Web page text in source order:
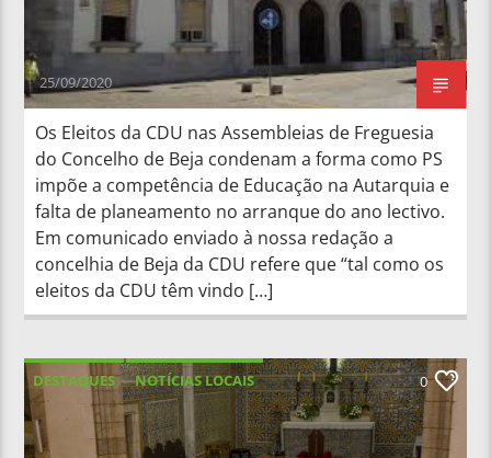
25/09/2020
Os Eleitos da CDU nas Assembleias de Freguesia
do Concelho de Beja condenam a forma como PS
impõe a competência de Educação na Autarquia e
falta de planeamento no arranque do ano lectivo.
Em comunicado enviado à nossa redação a
concelhia de Beja da CDU refere que “tal como os
eleitos da CDU têm vindo […]
DESTAQUES NOTÍCIAS LOCAIS 0